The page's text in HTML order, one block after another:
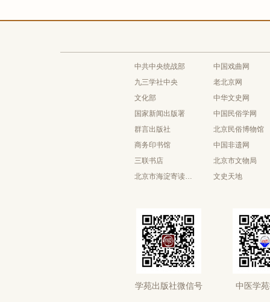
中共中央统战部
九三学社中央
文化部
国家新闻出版署
群言出版社
商务印书馆
三联书店
北京市海淀寄读学校
中国戏曲网
老北京网
中华文史网
中国民俗学网
北京民俗博物馆
中国非遗网
北京市文物局
文史天地
学苑出版社微信号 中医学